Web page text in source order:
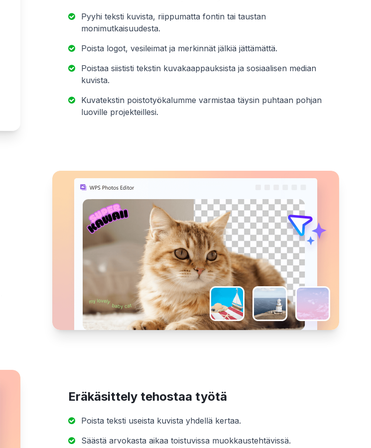
Pyyhi teksti kuvista, riippumatta fontin tai taustan
monimutkaisuudesta.
Poista logot, vesileimat ja merkinnät jälkiä jättämättä.
Poistaa siististi tekstin kuvakaappauksista ja sosiaalisen median
kuvista.
Kuvatekstin poistotyökalumme varmistaa täysin puhtaan pohjan
luoville projekteillesi.
Eräkäsittely tehostaa työtä
Poista teksti useista kuvista yhdellä kertaa.
Säästä arvokasta aikaa toistuvissa muokkaustehtävissä.